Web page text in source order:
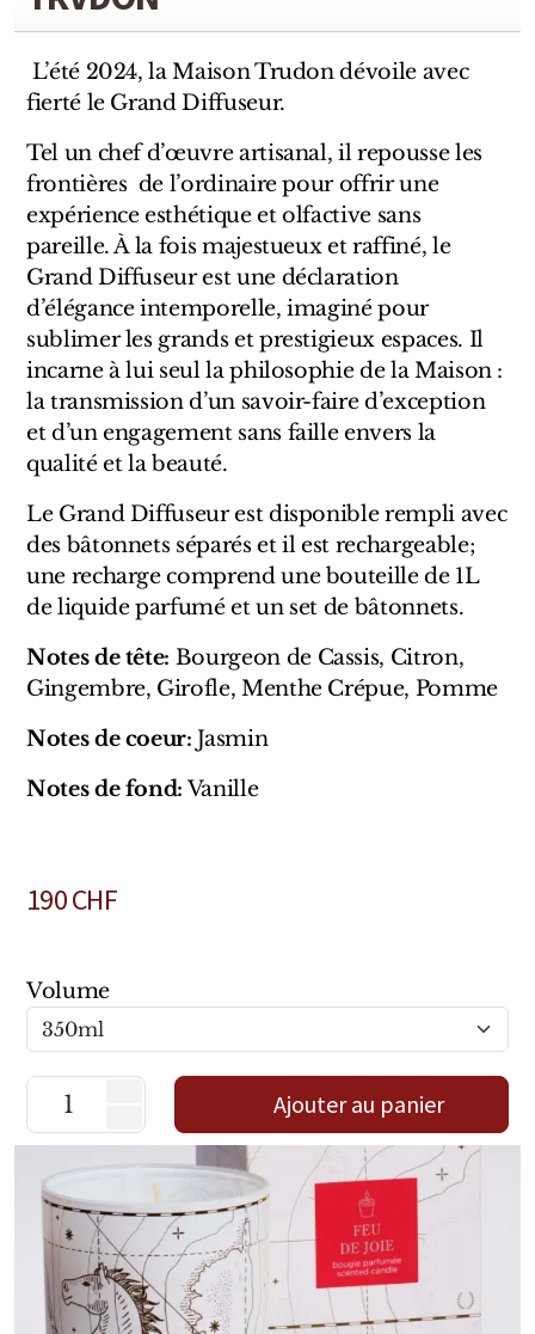
L’été 2024, la Maison Trudon dévoile avec
fierté le Grand Diffuseur.
Tel un chef d’œuvre artisanal, il repousse les
frontières de l’ordinaire pour offrir une
expérience esthétique et olfactive sans
pareille. À la fois majestueux et raffiné, le
Grand Diffuseur est une déclaration
d’élégance intemporelle, imaginé pour
sublimer les grands et prestigieux espaces. Il
incarne à lui seul la philosophie de la Maison :
la transmission d’un savoir-faire d’exception
et d’un engagement sans faille envers la
qualité et la beauté.
Le Grand Diffuseur est disponible rempli avec
des bâtonnets séparés et il est rechargeable;
une recharge comprend une bouteille de 1L
de liquide parfumé et un set de bâtonnets.
Notes de tête: Bourgeon de Cassis, Citron,
Gingembre, Girofle, Menthe Crépue, Pomme
Notes de coeur:Jasmin
Notes de fond:Vanille
190CHF
Volume
Ajouter au panier
Marques Italiennes
Eau D'Italie
Santa Maria Novella
Profumum Roma
Marques Suisses
Créateur Olfactif Genève
Pernoire
Sam William
Marques Néerlandaises
Pure Distance
Marques Anglaises
Clive Christian
Marques Argentines
Pour Lui
Pour Elle
Mixte
Bougies
Diffuseurs
Cosmétiques